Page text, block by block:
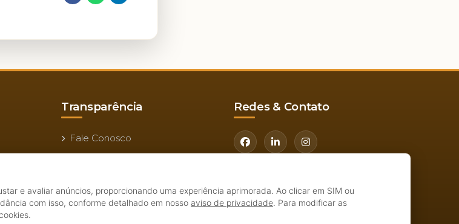
Transparência
Fale Conosco
Aviso de Privacidade
Redes & Contato
Bairro Boa Fé. Altos - PI
e avaliar anúncios, proporcionando uma experiência aprimorada. Ao clicar em SIM ou
com isso, conforme detalhado em nosso aviso de privacidade. Para modificar as